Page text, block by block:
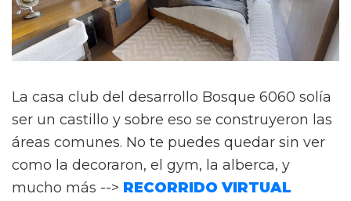
La casa club del desarrollo Bosque 6060 solía
ser un castillo y sobre eso se construyeron las
áreas comunes. No te puedes quedar sin ver
como la decoraron, el gym, la alberca, y
mucho más --> RECORRIDO VIRTUAL